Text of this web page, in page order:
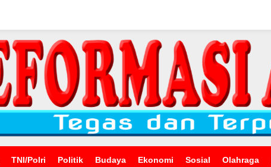
TNI/Polri Politik Budaya Ekonomi Sosial Olahraga